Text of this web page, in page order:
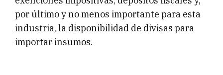
por último y no menos importante para esta
industria, la disponibilidad de divisas para
importar insumos.